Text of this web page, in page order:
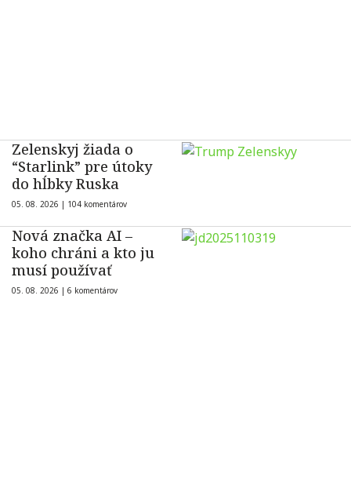
Zelenskyj žiada o
“Starlink” pre útoky
do hĺbky Ruska
05. 08. 2026 | 104 komentárov
Nová značka AI –
koho chráni a kto ju
musí používať
05. 08. 2026 | 6 komentárov